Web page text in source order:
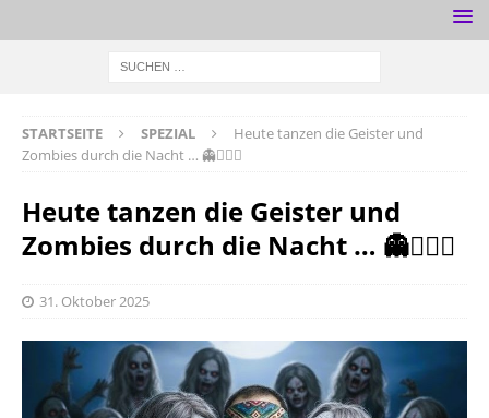
STARTSEITE SPEZIAL
Heute tanzen die Geister und
Zombies durch die Nacht … 👻🧟‍♀✨
Heute tanzen die Geister und
Zombies durch die Nacht … 👻🧟‍♀✨
31. Oktober 2025